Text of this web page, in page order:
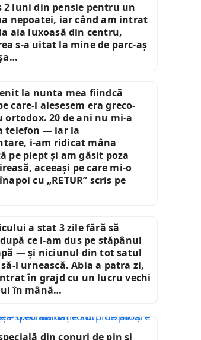
2 luni din pensie pentru un
nepoatei, iar când am intrat
aia luxoasă din centru,
s-a uitat la mine de parc-aș
la nunta mea fiindcă
care-l alesesem era greco-
ortodox. 20 de ani nu mi-a
telefon — iar la
i-am ridicat mâna
pe piept și am găsit poza
aceeași pe care mi-o
cu „RETUR” scris pe
a stat 3 zile fără să
ce l-am dus pe stăpânul
— și niciunul din tot satul
l urnească. Abia a patra zi,
în grajd cu un lucru vechi
în mână…
din conuri de pin și